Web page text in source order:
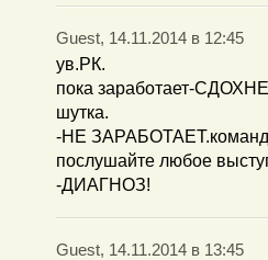
Guest, 14.11.2014 в 12:45
ув.РК.
пока заработает-
шутка.
-НЕ
послушайте любое
-ДИАГНОЗ!
Guest, 14.11.2014 в 13:45